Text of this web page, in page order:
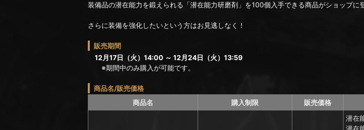
装備品の潜在能力を鍛えられる「潜在能力研磨剤」を100個入手できる商品がショップに
さらに装備を強化したいという方はお見逃しなく！
販売期間
12月17日（火）14:00 ～ 12月24日（火）13:59
※期間中のみ購入が可能です。
商品名/販売価格
商品名
購入制限 販売価格
潜在
潜在